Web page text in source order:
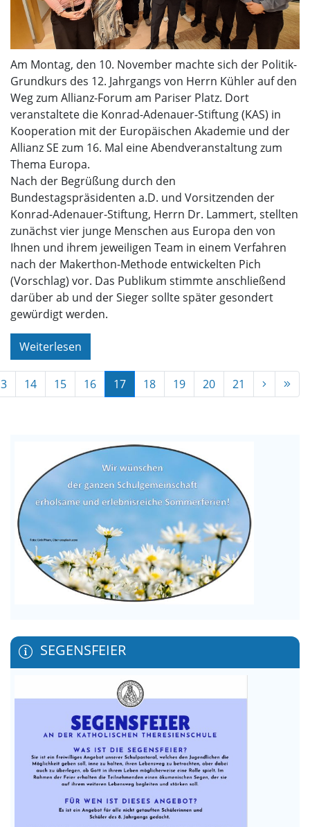
Am Montag, den 10. November machte sich der Politik-
Grundkurs des 12. Jahrgangs von Herrn Kühler auf den
Weg zum Allianz-Forum am Pariser Platz. Dort
veranstaltete die Konrad-Adenauer-Stiftung (KAS) in
Kooperation mit der Europäischen Akademie und der
Allianz SE zum 16. Mal eine Abendveranstaltung zum
Thema Europa.
Nach der Begrüßung durch den
Bundestagspräsidenten a.D. und Vorsitzenden der
Konrad-Adenauer-Stiftung, Herrn Dr. Lammert, stellten
zunächst vier junge Menschen aus Europa den von
Ihnen und ihrem jeweiligen Team in einem Verfahren
nach der Makerthon-Methode entwickelten Pich
(Vorschlag) vor. Das Publikum stimmte anschließend
darüber ab und der Sieger sollte später gesondert
gewürdigt werden.
Weiterlesen
14 15 16 17 18 19 20 21
SEGENSFEIER